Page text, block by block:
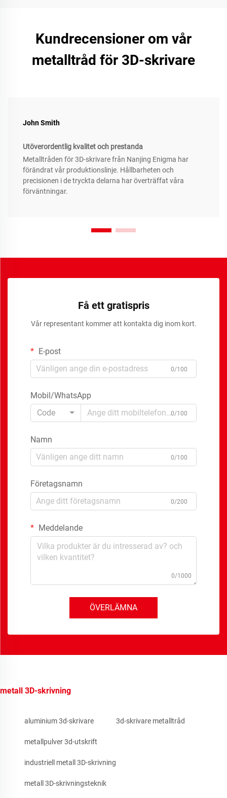
Kundrecensioner om vår
metalltråd för 3D-skrivare
John Smith
Utöverordentlig kvalitet och prestanda
Metalltråden för 3D-skrivare från Nanjing Enigma har
förändrat vår produktionslinje. Hållbarheten och
precisionen i de tryckta delarna har överträffat våra
förväntningar.
Få ett gratispris
Vår representant kommer att kontakta dig inom kort.
E-post
0/100
Mobil/WhatsApp
Code
0/100
Namn
0/100
Företagsnamn
0/200
Meddelande
0/1000
ÖVERLÄMNA
metall 3D-skrivning
aluminium 3d-skrivare 3d-skrivare metalltråd
metallpulver 3d-utskrift
industriell metall 3D-skrivning
metall 3D-skrivningsteknik